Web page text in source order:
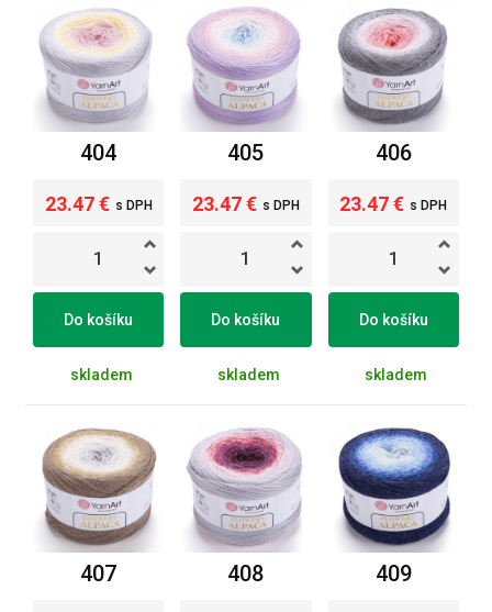
404
23.47 € s DPH
Do košíku
skladem
405
23.47 € s DPH
Do košíku
skladem
406
23.47 € s DPH
Do košíku
skladem
407 408 409